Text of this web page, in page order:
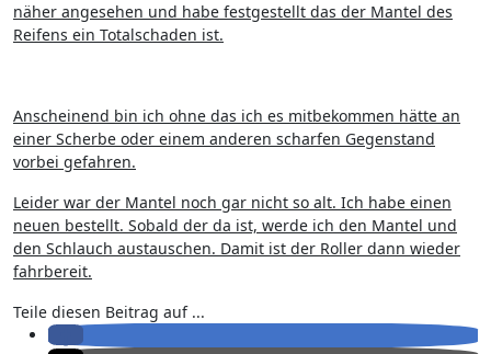
näher angesehen und habe festgestellt das der Mantel des
Reifens ein Totalschaden ist.
Anscheinend bin ich ohne das ich es mitbekommen hätte an
einer Scherbe oder einem anderen scharfen Gegenstand
vorbei gefahren.
Leider war der Mantel noch gar nicht so alt. Ich habe einen
neuen bestellt. Sobald der da ist, werde ich den Mantel und
den Schlauch austauschen. Damit ist der Roller dann wieder
fahrbereit.
Teile diesen Beitrag auf ...